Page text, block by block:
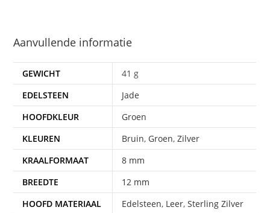
Aanvullende informatie
GEWICHT
41 g
EDELSTEEN
Jade
HOOFDKLEUR
Groen
KLEUREN
Bruin, Groen,Zilver
KRAALFORMAAT
8 mm
BREEDTE
12 mm
HOOFD MATERIAAL
Edelsteen, Leer,Sterling Zilver